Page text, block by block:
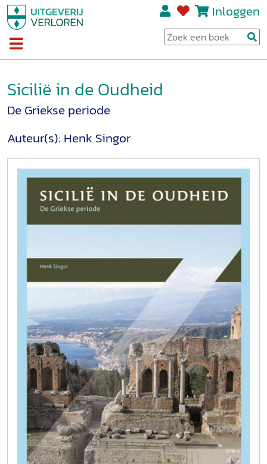
Inloggen
Sicilië in de Oudheid
De Griekse periode
Auteur(s): Henk Singor